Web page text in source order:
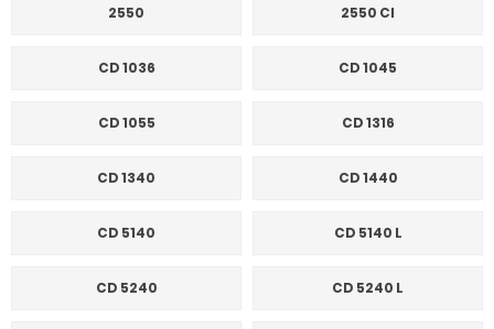
2550 2550 CI
CD 1036 CD 1045
CD 1055 CD 1316
CD 1340 CD 1440
CD 5140 CD 5140 L
CD 5240 CD 5240 L